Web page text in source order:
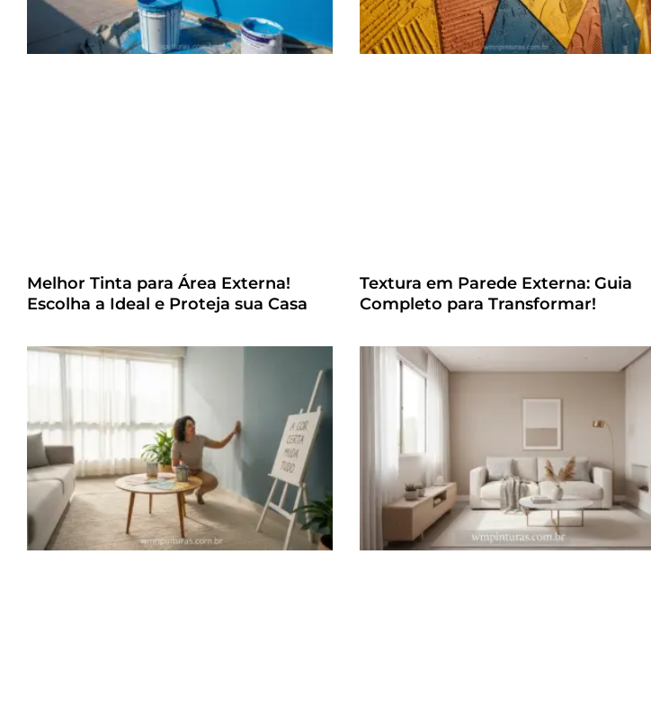
Melhor Tinta para Área Externa!
Escolha a Ideal e Proteja sua Casa
Textura em Parede Externa: Guia
Completo para Transformar!